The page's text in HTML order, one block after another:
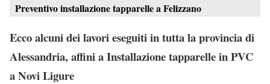
Preventivo installazione tapparelle a Felizzano
Ecco alcuni dei lavori eseguiti in tutta la provincia di
Alessandria, affini a Installazione tapparelle in PVC
a Novi Ligure